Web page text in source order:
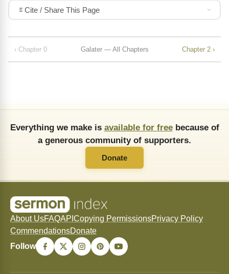
Cite / Share This Page
‹ Chapter 0 Galater — All Chapters Chapter 2 ›
Everything we make is available for freebecause of
a generous community of supporters.
Donate
About UsFAQAPI Copying PermissionsPrivacy Policy
CommendationsDonate
Follow